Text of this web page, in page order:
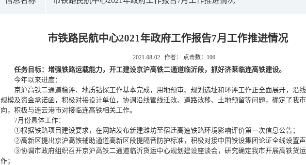
市铁路民航中心2021年政府工作报告7月工作推进情况
2021-08-02 作者： 点击数： 106
任务目标： 增强铁路运载能力，开工建设京沪高铁二通道临沂段，抓好济莱临连高铁建设。
今年以来进度：
京沪高铁二通道稳评、地质钻探工作基本完成，用地预审、规划选址和环评工作正全面展开，沿
规模及资金承诺函，积极对接设计单位，协调沿线管线迁改、道路改移、土地预留等问题，确定了我
向，积极与连云港市对接临连高铁相关工作。
7月份具体工作：
①根据铁路项目建设要求，在网站发布新建潍坊至宿迁高速铁路环境影响评价第一次信息公告；
②高新区提出京沪高铁辅助通道高新区段提隔音防护标准，积极对接中国铁设集团论证全线设置声
③协调市政府组织召开京沪高铁二通道临沂货运中心规划建设座谈会，研究确定我市开展高铁货
作；